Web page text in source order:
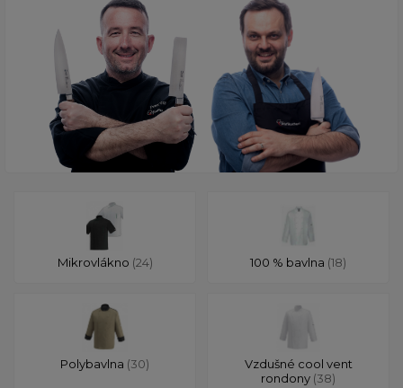
Mikrovlákno (24) 100 % bavlna (18)
Polybavlna (30)
Vzdušné cool vent
rondony (38)